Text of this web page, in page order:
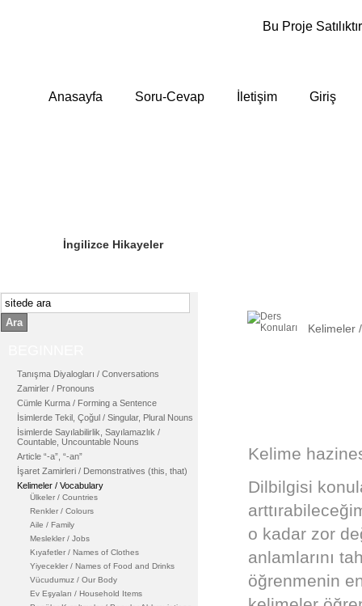
Bu Proje
Anasayfa Soru-Cevap İletişim Giriş
İngilizce Hikayeler
Ara
Tanışma Diyalogları / Conversations
Zamirler / Pronouns
Cümle Kurma / Forming a Sentence
İsimlerde Tekil, Çoğul / Singular, Plural Nouns
İsimlerde Sayılabilirlik, Sayılamazlık /
Countable, Uncountable Nouns
Article “-a”, “-an”
İşaret Zamirleri / Demonstratives (this, that)
Kelimeler / Vocabulary
Ülkeler / Countries
Renkler / Colours
Aile / Family
Meslekler / Jobs
Kıyafetler / Names of Clothes
Yiyecekler / Names of Food and Drinks
Vücudumuz / Our Body
Ev Eşyaları / Household Items
Kelimeler
Kelime
Dilbilgisi
o kadar zor
anlamlarını
öğrenmenin